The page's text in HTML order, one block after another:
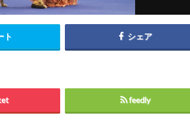
ト シェア
feedly